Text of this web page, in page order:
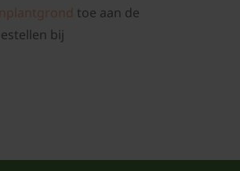
toe aan de
bij